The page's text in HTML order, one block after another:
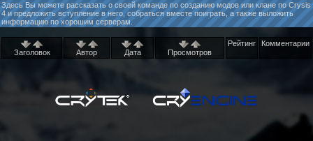
Здесь Вы можете рассказать о своей команде по созданию модов или клане по Crysis
4 и предложить вступление в него, собраться вместе поиграть, а также выложить
информацию по хорошим серверам.
Заголовок Автор Дата Просмотров
Рейтинг Комментарии